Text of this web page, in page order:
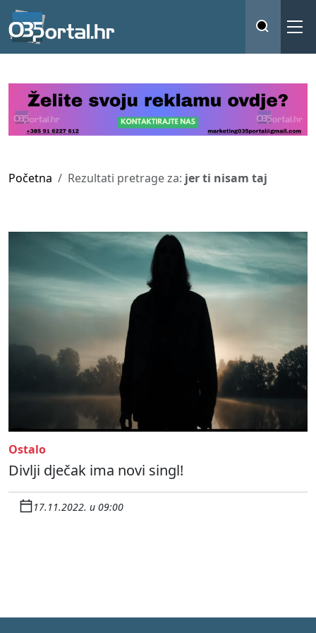
Početna Rezultati pretrage za: jer ti nisam taj
Ostalo
Divlji dječak ima novi singl!
17.11.2022. u 09:00